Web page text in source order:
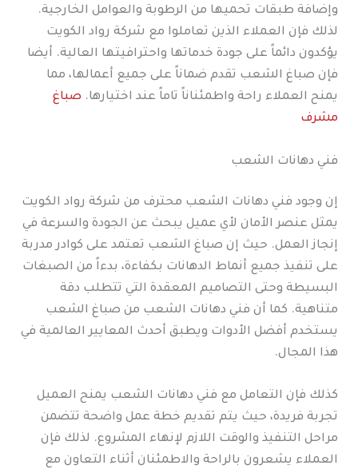
وإضافة طبقات تحميها من الرطوبة والعوامل الخارجية.
لذلك فإن العملاء الذين تعاملوا مع شركة رواد الكويت
يؤكدون دائماً على جودة خدماتها واحترافيتها العالية. أيضا
فإن صباغ الشعب تقدم ضماناً على جميع أعمالها، مما
يمنح العملاء راحة واطمئناناً تاماً عند اختيارها. صباغ
مشرف
فني دهانات الشعب
إن وجود فني دهانات الشعب محترف من شركة رواد الكويت
يمثل عنصر الأمان لأي عميل يبحث عن الجودة والسرعة في
إنجاز العمل. حيث إن صباغ الشعب تعتمد على كوادر مدربة
على تنفيذ جميع أنماط الدهانات بكفاءة، بدءاً من الصبغات
البسيطة وحتى التصاميم المعقدة التي تتطلب دقة
متناهية. كما أن فني دهانات الشعب من صباغ الشعب
يستخدم أفضل الأدوات ويطبق أحدث المعايير العالمية في
هذا المجال.
كذلك فإن التعامل مع فني دهانات الشعب يمنح العميل
تجربة فريدة، حيث يتم تقديم خطة عمل واضحة تتضمن
مراحل التنفيذ والوقت اللازم لإنهاء المشروع. لذلك فإن
العملاء يشعرون بالراحة والاطمئنان أثناء التعاون مع